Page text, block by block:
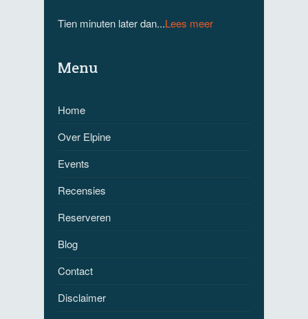
Tien minuten later dan...Lees meer
Menu
Home
Over Elpine
Events
Recensies
Reserveren
Blog
Contact
Disclaimer